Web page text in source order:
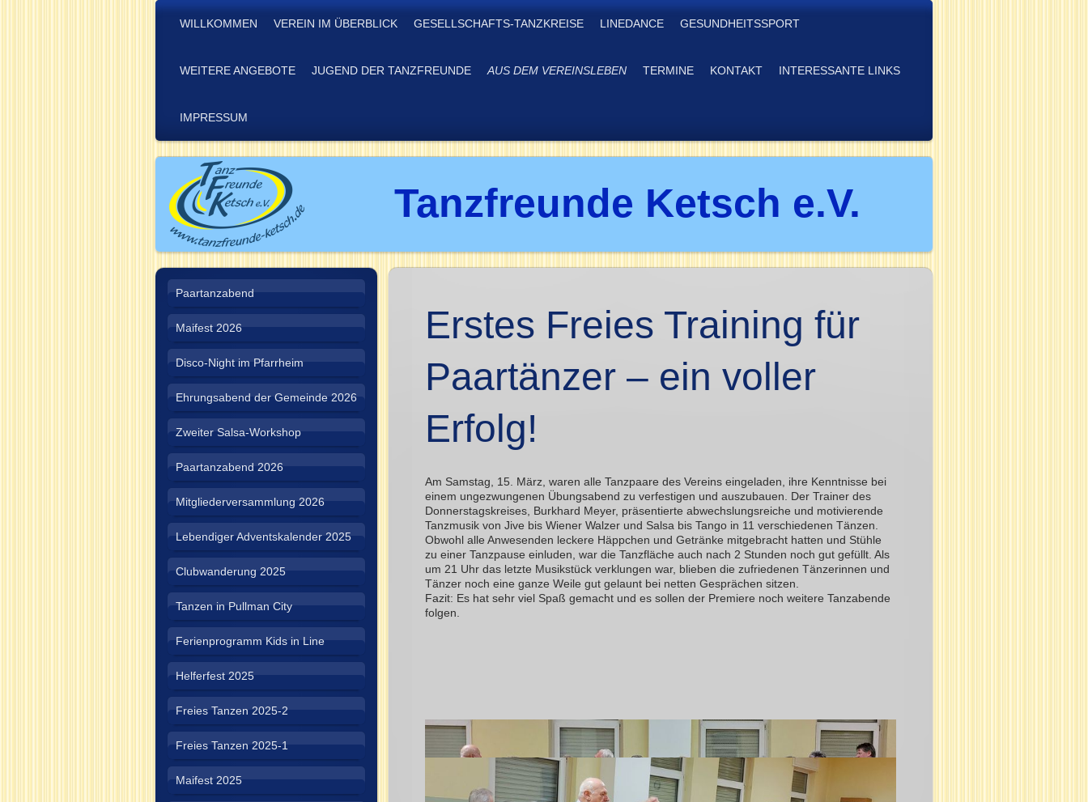
WILLKOMMEN VEREIN IM ÜBERBLICK GESELLSCHAFTS-TANZKREISE LINEDANCE GESUNDHEITSSPORT
WEITERE ANGEBOTE JUGEND DER TANZFREUNDE AUS DEM VEREINSLEBEN TERMINE KONTAKT INTERESSANTE LINKS
IMPRESSUM
Tanzfreunde Ketsch e.V.
Erstes Freies Training für
Paartänzer – ein voller
Erfolg!
Am Samstag, 15. März, waren alle Tanzpaare des Vereins eingeladen, ihre Kenntnisse bei
einem ungezwungenen Übungsabend zu verfestigen und auszubauen. Der Trainer des
Donnerstagskreises, Burkhard Meyer, präsentierte abwechslungsreiche und motivierende
Tanzmusik von Jive bis Wiener Walzer und Salsa bis Tango in 11 verschiedenen Tänzen.
Obwohl alle Anwesenden leckere Häppchen und Getränke mitgebracht hatten und Stühle
zu einer Tanzpause einluden, war die Tanzfläche auch nach 2 Stunden noch gut gefüllt. Als
um 21 Uhr das letzte Musikstück verklungen war, blieben die zufriedenen Tänzerinnen und
Tänzer noch eine ganze Weile gut gelaunt bei netten Gesprächen sitzen.
Fazit: Es hat sehr viel Spaß gemacht und es sollen der Premiere noch weitere Tanzabende
folgen.
Paartanzabend
Maifest 2026
Disco-Night im Pfarrheim
Ehrungsabend der Gemeinde 2026
Zweiter Salsa-Workshop
Paartanzabend 2026
Mitgliederversammlung 2026
Lebendiger Adventskalender 2025
Clubwanderung 2025
Tanzen in Pullman City
Ferienprogramm Kids in Line
Helferfest 2025
Freies Tanzen 2025-2
Freies Tanzen 2025-1
Maifest 2025